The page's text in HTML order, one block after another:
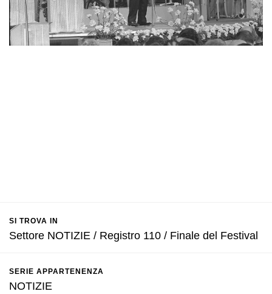
SI TROVA IN
Settore NOTIZIE / Registro 110 / Finale del Festival
SERIE APPARTENENZA
NOTIZIE